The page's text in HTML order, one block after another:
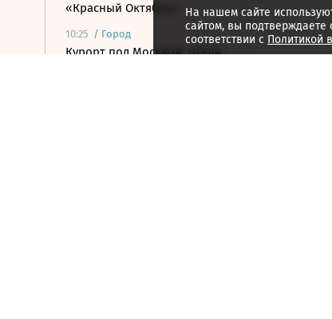
«Красный Октябрь»
10:25 / Город
Курорт под Москвой: отели
На нашем сайте
сайтом, вы подтверждаете
соответствии с Политикой